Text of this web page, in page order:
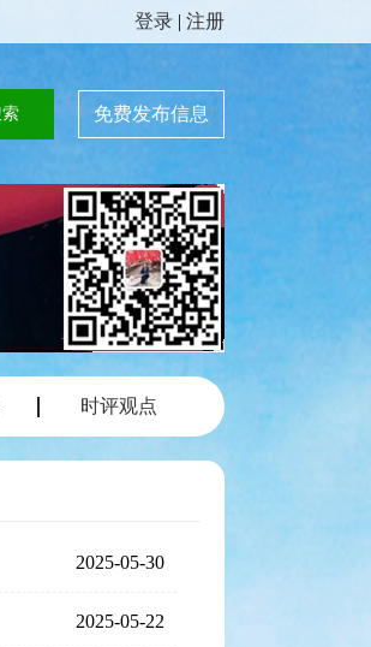
登录 | 注册
免费发布信息
时评观点
2025-05-30
2025-05-22